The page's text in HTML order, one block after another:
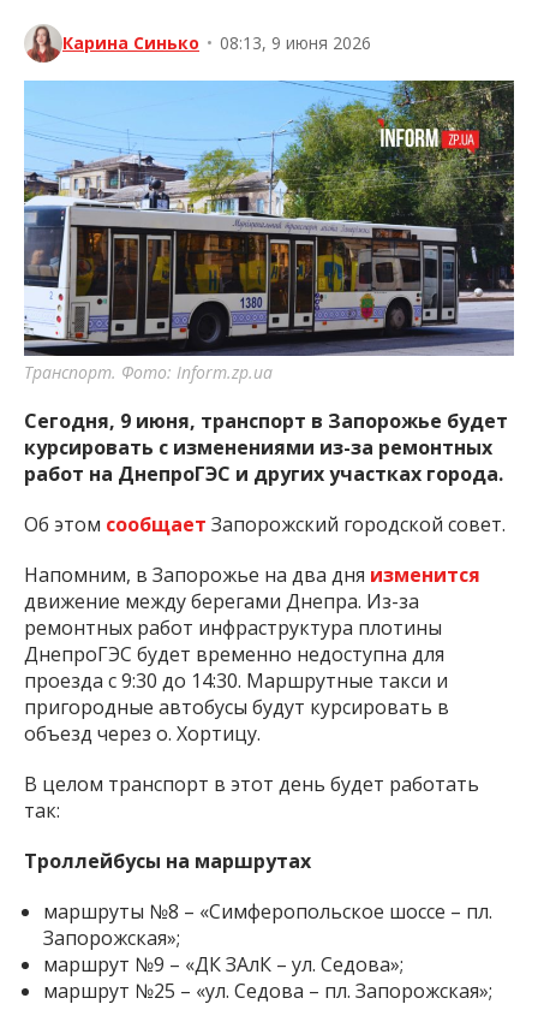
Карина Синько • 08:13, 9 июня 2026
Транспорт. Фото: Inform.zp.ua
Сегодня, 9 июня, транспорт в Запорожье будет
курсировать с изменениями из-за ремонтных
работ на ДнепроГЭС и других участках города.
Об этом сообщает Запорожский городской совет.
Напомним, в Запорожье на два дня изменится
движение между берегами Днепра. Из-за
ремонтных работ инфраструктура плотины
ДнепроГЭС будет временно недоступна для
проезда с 9:30 до 14:30. Маршрутные такси и
пригородные автобусы будут курсировать в
объезд через о. Хортицу.
В целом транспорт в этот день будет работать
так:
Троллейбусы на маршрутах
маршруты №8 – «Симферопольское шоссе – пл.
Запорожская»;
маршрут №9 – «ДК ЗАлК – ул. Седова»;
маршрут №25 – «ул. Седова – пл. Запорожская»;